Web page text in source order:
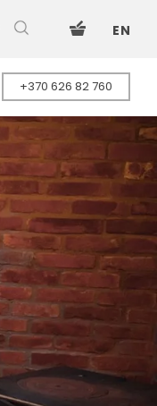
EN
+370 626 82 760